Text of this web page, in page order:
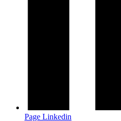
Page Linkedin